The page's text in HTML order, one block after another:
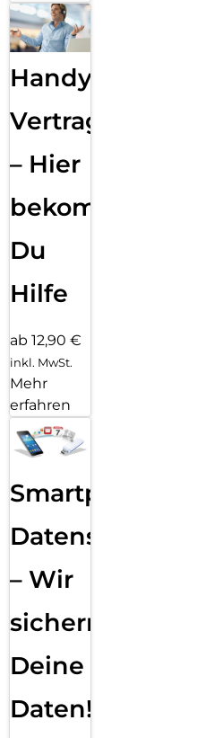
Handy
– Hier
bekommst
Du
Hilfe
ab 12,90 €
inkl. MwSt.
Mehr
erfahren
Smartphone
Datensicherung
– Wir
sichern
Deine
Daten!